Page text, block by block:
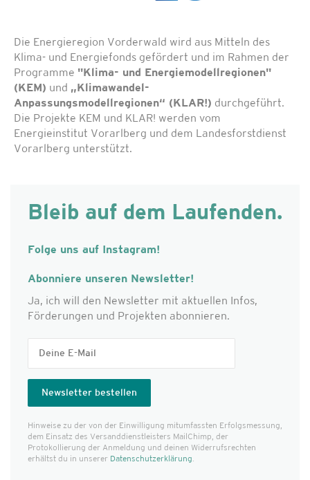
Die Energieregion Vorderwald wird aus Mitteln des
Klima- und Energiefonds gefördert und im Rahmen der
Programme "Klima- und Energiemodellregionen"
(KEM) und „Klimawandel-
Anpassungsmodellregionen“ (KLAR!) durchgeführt.
Die Projekte KEM und KLAR! werden vom
Energieinstitut Vorarlberg und dem Landesforstdienst
Vorarlberg unterstützt.
Bleib auf dem Laufenden.
Folge uns auf Instagram!
Abonniere unseren Newsletter!
Ja, ich will den Newsletter mit aktuellen Infos,
Förderungen und Projekten abonnieren.
Hinweise zu der von der Einwilligung mitumfassten Erfolgs­messung,
dem Einsatz des Versanddienst­leisters MailChimp, der
Protokollierung der Anmeldung und deinen Widerrufsrechten
erhältst du in unserer Datenschutzerklärung.